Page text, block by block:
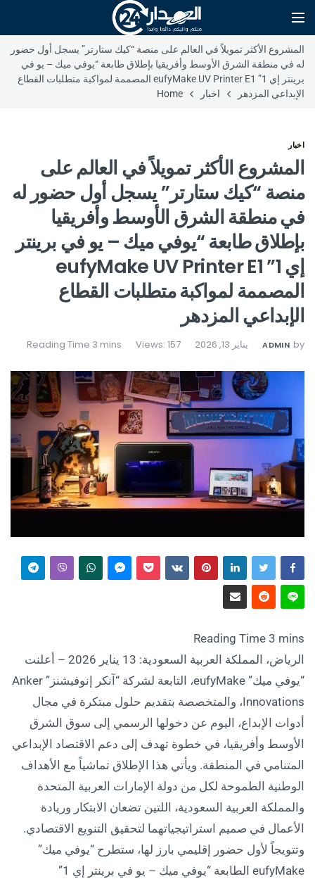
المشروع الأكثر تمويلاً في العالم على منصة “كيك ستارتر” يسجل أول حضور
له في منطقة الشرق الأوسط وأفريقيا بإطلاق طابعة “يوفي ميك – يو في
برينتر إي 1” eufyMake UV Printer E1 المصممة لمواكبة متطلبات القطاع
الإبداعي المزدهر
اخبار Home
اخبار
المشروع الأكثر تمويلاً في العالم على
منصة “كيك ستارتر” يسجل أول حضور له
في منطقة الشرق الأوسط وأفريقيا
بإطلاق طابعة “يوفي ميك – يو في برينتر
إي 1” eufyMake UV Printer E1
المصممة لمواكبة متطلبات القطاع
الإبداعي المزدهر
by
ADMIN يناير 13, 2026 Views: 157
الرياض، المملكة العربية السعودية: 13 يناير 2026 – أعلنت
“يوفي ميك” eufyMake، التابعة لشركة “آنكر إنوفيشنز” Anker
Innovations، والمتخصصة بتقديم حلول مبتكرة في مجال
أدوات الإبداع، اليوم عن دخولها الرسمي إلى سوق الشرق
الأوسط وأفريقيا، في خطوة تهدف إلى دعم الاقتصاد الإبداعي
المتنامي في المنطقة. ويأتي هذا الإطلاق تماشياً مع الأهداف
الوطنية الطموحة لكل من دولة الإمارات العربية المتحدة
والمملكة العربية السعودية، اللتين تضعان الابتكار وريادة
الأعمال في صميم استراتيجياتهما لتحقيق التنويع الاقتصادي.
وتتويجاً لأول حضور إقليمي بارز لها، ستطرح “يوفي ميك”
eufyMake الطابعة “يوفي ميك – يو في برينتر إي 1”